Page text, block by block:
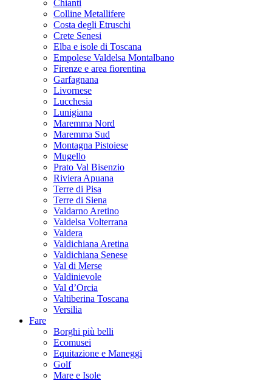
Chianti
Colline Metallifere
Costa degli Etruschi
Crete Senesi
Elba e isole di Toscana
Empolese Valdelsa Montalbano
Firenze e area fiorentina
Garfagnana
Livornese
Lucchesia
Lunigiana
Maremma Nord
Maremma Sud
Montagna Pistoiese
Mugello
Prato Val Bisenzio
Riviera Apuana
Terre di Pisa
Terre di Siena
Valdarno Aretino
Valdelsa Volterrana
Valdera
Valdichiana Aretina
Valdichiana Senese
Val di Merse
Valdinievole
Val d’Orcia
Valtiberina Toscana
Versilia
Fare
Borghi più belli
Ecomusei
Equitazione e Maneggi
Golf
Mare e Isole